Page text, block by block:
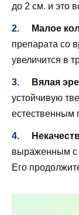
до 2 см. и это
Малое
препарата со
увеличится в
Вялая
устойчивую
естественным
выраженным
Его